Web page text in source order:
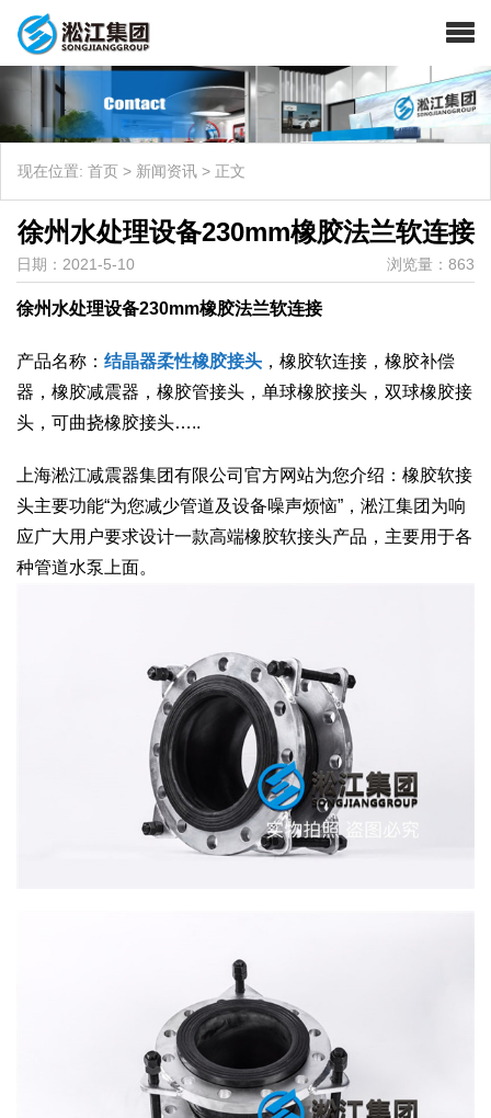
现在位置: 首页 > 新闻资讯 > 正文
徐州水处理设备230mm橡胶法兰软连接
日期：2021-5-10 浏览量：863
徐州水处理设备230mm橡胶法兰软连接
产品名称： 结晶器柔性橡胶接头 ，橡胶软连接，橡胶补偿
器，橡胶减震器，橡胶管接头，单球橡胶接头，双球橡胶接
头，可曲挠橡胶接头…..
上海淞江减震器集团有限公司官方网站为您介绍：橡胶软接
头主要功能“为您减少管道及设备噪声烦恼”，淞江集团为响
应广大用户要求设计一款高端橡胶软接头产品，主要用于各
种管道水泵上面。